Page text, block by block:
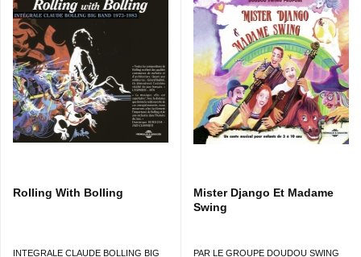
Rolling With Bolling
INTEGRALE CLAUDE BOLLING BIG
Mister Django Et Madame
Swing
PAR LE GROUPE DOUDOU SWING